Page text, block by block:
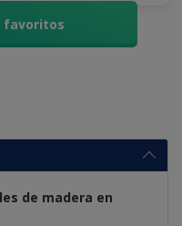
favoritos
de madera en